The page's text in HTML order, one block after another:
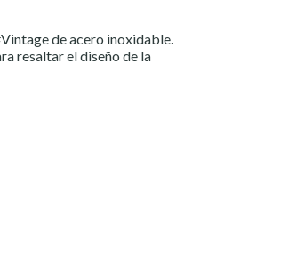
de acero inoxidable.
resaltar el diseño de la